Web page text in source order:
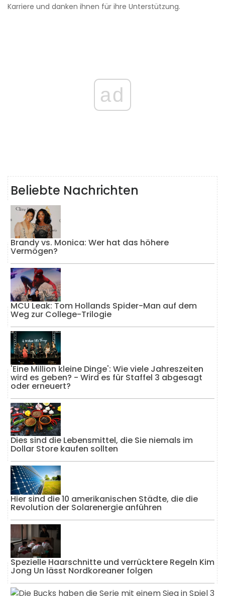
Karriere und danken ihnen für ihre Unterstützung.
ad
Beliebte Nachrichten
Brandy vs. Monica: Wer hat das höhere
Vermögen?
MCU Leak: Tom Hollands Spider-Man auf dem
Weg zur College-Trilogie
'Eine Million kleine Dinge': Wie viele Jahreszeiten
wird es geben? - Wird es für Staffel 3 abgesagt
oder erneuert?
Dies sind die Lebensmittel, die Sie niemals im
Dollar Store kaufen sollten
Hier sind die 10 amerikanischen Städte, die die
Revolution der Solarenergie anführen
Spezielle Haarschnitte und verrücktere Regeln Kim
Jong Un lässt Nordkoreaner folgen